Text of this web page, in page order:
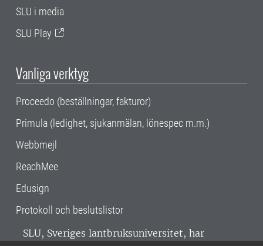
SLU i media
SLU Play
Vanliga verktyg
Proceedo (beställningar, fakturor)
Primula (ledighet, sjukanmälan, lönespec m.m.)
Webbmejl
ReachMee
Edusign
Protokoll och beslutslistor
SLU, Sveriges lantbruksuniversitet, har